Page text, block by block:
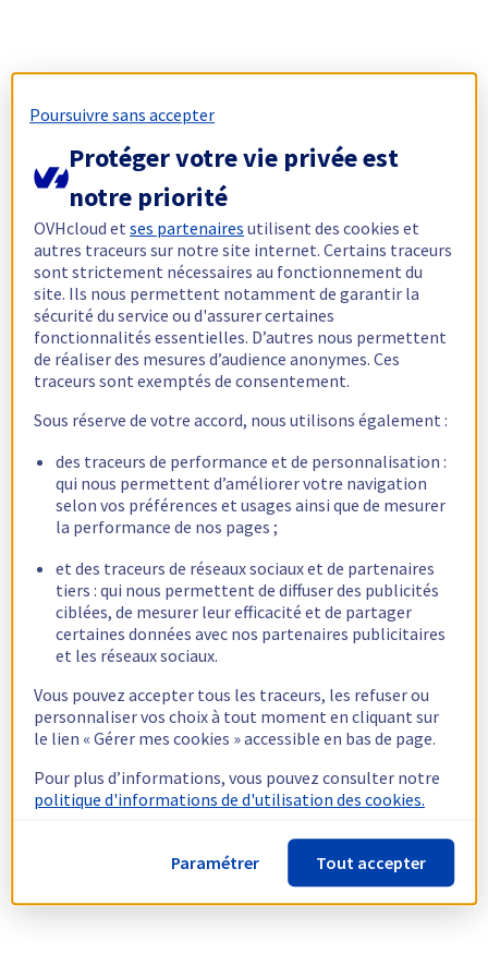
Poursuivre sans accepter
Protéger votre vie privée est
notre priorité
OVHcloud etses partenaires utilisent des cookies et
autres traceurs sur notre site internet. Certains traceurs
sont strictement nécessaires au fonctionnement du
site. Ils nous permettent notamment de garantir la
sécurité du service ou d'assurer certaines
fonctionnalités essentielles. D’autres nous permettent
de réaliser des mesures d’audience anonymes. Ces
traceurs sont exemptés de consentement.
Sous réserve de votre accord, nous utilisons également :
des traceurs de performance et de personnalisation :
qui nous permettent d’améliorer votre navigation
selon vos préférences et usages ainsi que de mesurer
la performance de nos pages ;
et des traceurs de réseaux sociaux et de partenaires
tiers : qui nous permettent de diffuser des publicités
ciblées, de mesurer leur efficacité et de partager
certaines données avec nos partenaires publicitaires
et les réseaux sociaux.
Vous pouvez accepter tous les traceurs, les refuser ou
personnaliser vos choix à tout moment en cliquant sur
le lien « Gérer mes cookies » accessible en bas de page.
Pour plus d’informations, vous pouvez consulter notre
politique d'informations de d'utilisation des cookies.
Paramétrer Tout accepter